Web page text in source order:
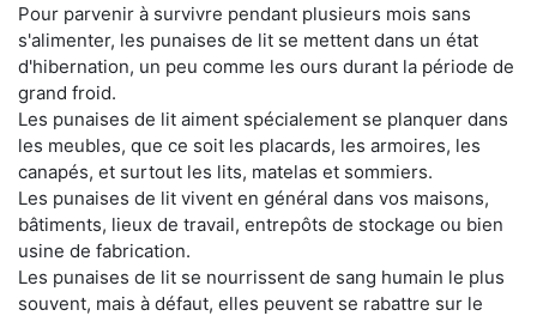
Pour parvenir à survivre pendant plusieurs mois sans
s'alimenter, les punaises de lit se mettent dans un état
d'hibernation, un peu comme les ours durant la période de
grand froid.
Les punaises de lit aiment spécialement se planquer dans
les meubles, que ce soit les placards, les armoires, les
canapés, et surtout les lits, matelas et sommiers.
Les punaises de lit vivent en général dans vos maisons,
bâtiments, lieux de travail, entrepôts de stockage ou bien
usine de fabrication.
Les punaises de lit se nourrissent de sang humain le plus
souvent, mais à défaut, elles peuvent se rabattre sur le